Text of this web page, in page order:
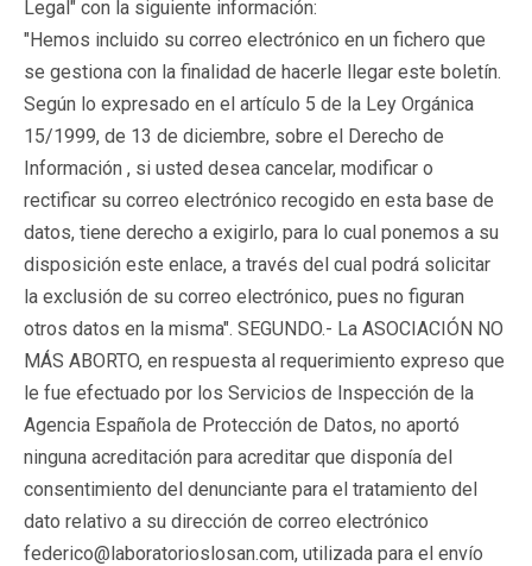
Legal" con la siguiente información:
"Hemos incluido su correo electrónico en un fichero que
se gestiona con la finalidad de hacerle llegar este boletín.
Según lo expresado en el artículo 5 de la Ley Orgánica
15/1999, de 13 de diciembre, sobre el Derecho de
Información , si usted desea cancelar, modificar o
rectificar su correo electrónico recogido en esta base de
datos, tiene derecho a exigirlo, para lo cual ponemos a su
disposición este enlace, a través del cual podrá solicitar
la exclusión de su correo electrónico, pues no figuran
otros datos en la misma". SEGUNDO.- La ASOCIACIÓN NO
MÁS ABORTO, en respuesta al requerimiento expreso que
le fue efectuado por los Servicios de Inspección de la
Agencia Española de Protección de Datos, no aportó
ninguna acreditación para acreditar que disponía del
consentimiento del denunciante para el tratamiento del
dato relativo a su dirección de correo electrónico
federico@laboratorioslosan.com, utilizada para el envío